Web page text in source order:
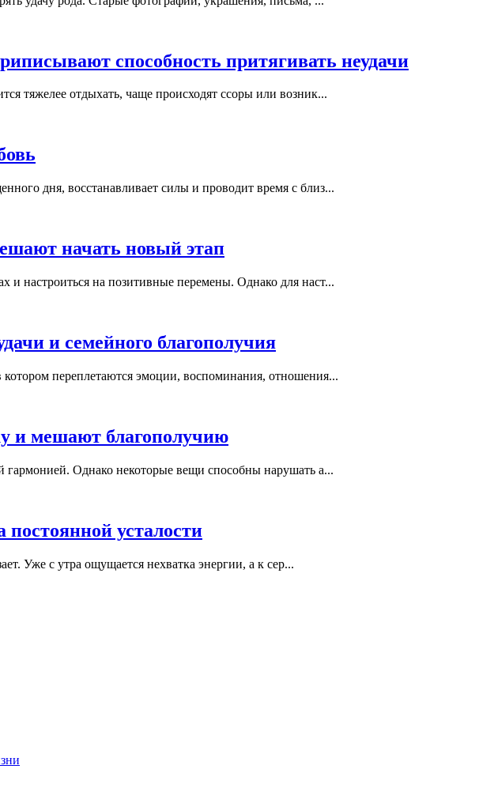
способность притягивать неудачи
тяжелее отдыхать, чаще происходят ссоры или возник...
дня, восстанавливает силы и проводит время с близ...
начать новый этап
и настроиться на позитивные перемены. Однако для наст...
и семейного благополучия
переплетаются эмоции, воспоминания, отношения...
и мешают благополучию
гармонией. Однако некоторые вещи способны нарушать а...
усталости
Уже с утра ощущается нехватка энергии, а к сер...